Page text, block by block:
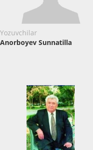
Yozuvchilar
Anorboyev Sunnatilla